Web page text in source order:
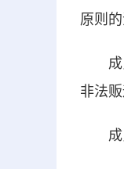
原则的
成员
非法贩
成员